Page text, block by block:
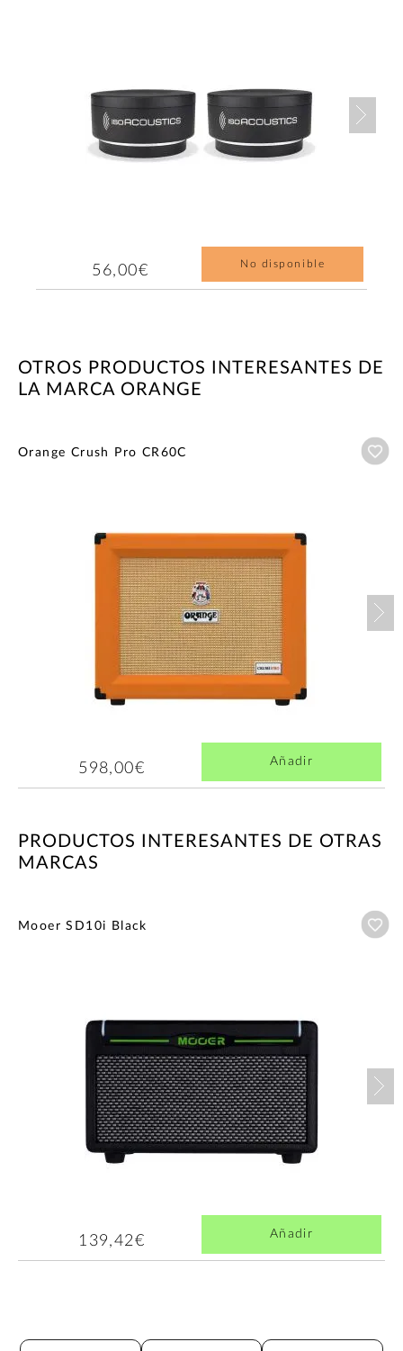
56,00€ No disponible
OTROS PRODUCTOS INTERESANTES DE
LA MARCA ORANGE
Orange Crush Pro CR60C
598,00€ Añadir
PRODUCTOS INTERESANTES DE OTRAS
MARCAS
Mooer SD10i Black
139,42€ Añadir